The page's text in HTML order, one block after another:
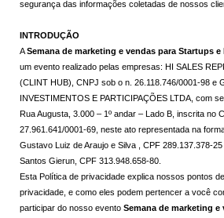
segurança das informações coletadas de nossos
INTRODUÇÃO
ASemana de marketing e vendas para Startups
um evento realizado pelas empresas: HI SALES
(CLINT HUB), CNPJ sob o n. 26.118.746/0001-98 e
INVESTIMENTOS E PARTICIPAÇÕES LTDA, com
Rua Augusta, 3.000 – 1º andar – Lado B, inscrita no
27.961.641/0001-69, neste ato representada na
Gustavo Luiz de Araujo e Silva , CPF 289.137.378-
Santos Gierun, CPF 313.948.658-80.
Esta Política de privacidade explica nossos pontos
privacidade, e como eles podem pertencer a você
participar do nosso evento Semana de marketing e